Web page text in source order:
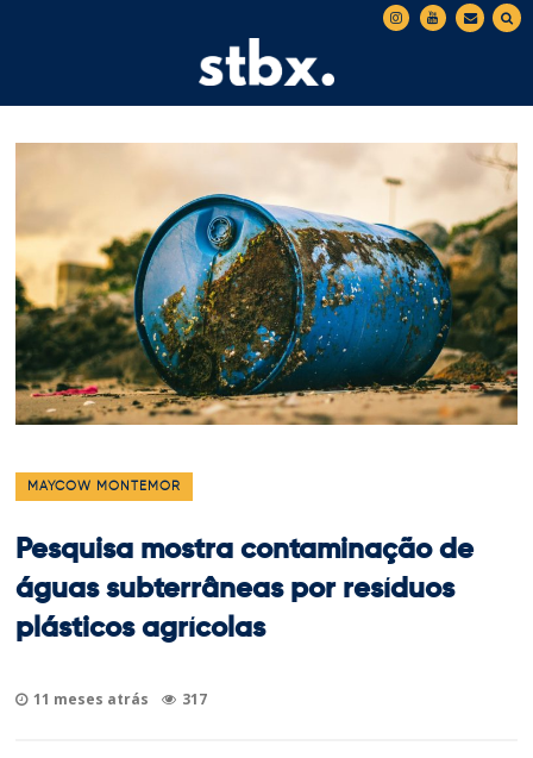
MAYCOW MONTEMOR
Pesquisa mostra contaminação de
águas subterrâneas por resíduos
plásticos agrícolas
11 meses atrás 317